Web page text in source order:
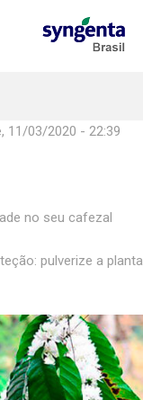
11/03/2020 - 22:39
no seu cafezal
pulverize a planta